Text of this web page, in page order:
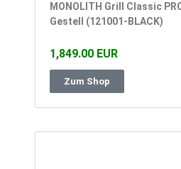
MONOLITH Grill Classic
Gestell (121001-BLACK)
1,849.00 EUR
Zum Shop